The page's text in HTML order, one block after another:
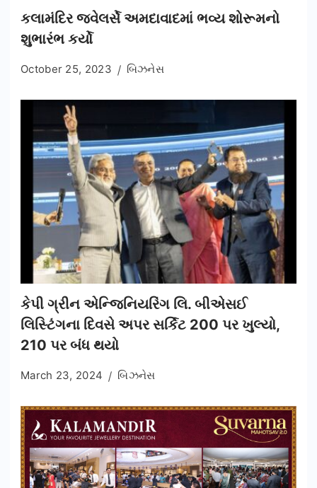
કલામંદિર જ્વેલર્સે અમદાવાદમાં ભવ્ય શોરૂમનો
શુભારંભ કર્યો
October 25, 2023 બિઝનેસ
કેપી ગ્રીન એન્જિનિયરિંગ લિ. બીએસઈ
લિસ્ટિંગના દિવસે અપર સર્કિટ 200 પર ખુલ્યો,
210 પર બંધ થયો
March 23, 2024 બિઝનેસ